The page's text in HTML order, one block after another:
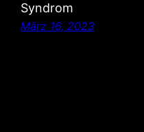
Syndrom
März 16, 2023